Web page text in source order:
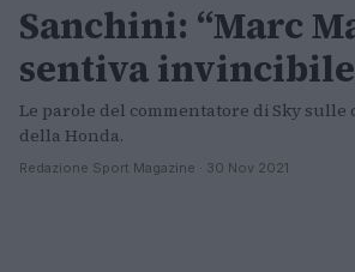
Sanchini: “Marc
sentiva
Le parole del commentatore di Sky
della Honda.
Redazione Sport Magazine · 30 Nov 2021